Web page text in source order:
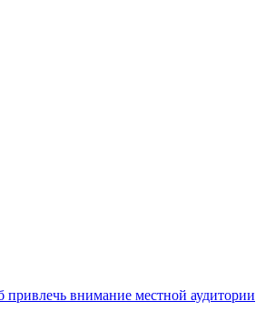
внимание местной аудитории